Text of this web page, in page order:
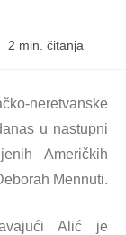
2 min. čitanja
neretvanske
u nastupni
Američkih
Mennuti.
Alić je